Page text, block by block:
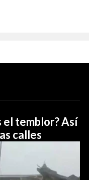
el temblor? Así
calles